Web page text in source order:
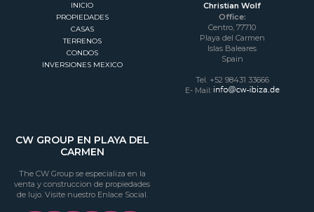
INICIO
PROPIEDADES
CASAS
TERRENOS
CONDOS
INVERSIONES MEXICO
Christian Wolf
Office:
Centro, 77710
Playa del Carmen
Islas Baleares
Spain
Tel. +52 98431 33666
E- Mail:
CW GROUP EN PLAYA DEL
CARMEN
The CW Group se especializa en la
venta y construccion de propiedades
de lujo. Visite nuestro Enlace Social.